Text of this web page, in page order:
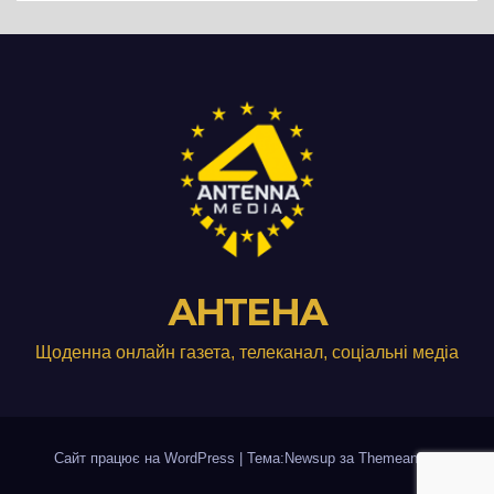
АНТЕНА
Щоденна онлайн газета, телеканал, соціальні медіа
Сайт працює на WordPress | Тема:Newsup за Themeansar.